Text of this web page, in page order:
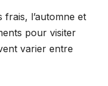
l’automne et
pour visiter
varier entre